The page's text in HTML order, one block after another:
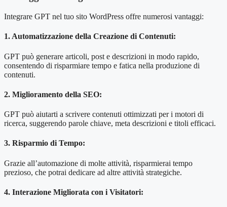
Integrare GPT nel tuo sito WordPress offre numerosi vantaggi:
1. Automatizzazione della Creazione di Contenuti:
GPT può generare articoli, post e descrizioni in modo rapido,
consentendo di risparmiare tempo e fatica nella produzione di
contenuti.
2. Miglioramento della SEO:
GPT può aiutarti a scrivere contenuti ottimizzati per i motori di
ricerca, suggerendo parole chiave, meta descrizioni e titoli efficaci.
3. Risparmio di Tempo:
Grazie all’automazione di molte attività, risparmierai tempo
prezioso, che potrai dedicare ad altre attività strategiche.
4. Interazione Migliorata con i Visitatori: